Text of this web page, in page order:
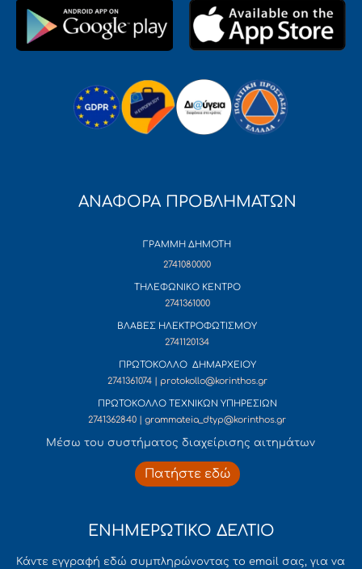
ΑΝΑΦΟΡΑ ΠΡΟΒΛΗΜΑΤΩΝ
ΓΡΑΜΜΗ ΔΗΜΟΤΗ
2741080000
ΤΗΛΕΦΩΝΙΚΟ ΚΕΝΤΡΟ
2741361000
ΒΛΑΒΕΣ ΗΛΕΚΤΡΟΦΩΤΙΣΜΟΥ
2741120134
ΠΡΩΤΟΚΟΛΛΟ ΔΗΜΑΡΧΕΙΟΥ
2741361074 | protokollo@korinthos.gr
ΠΡΩΤΟΚΟΛΛΟ ΤΕΧΝΙΚΩΝ ΥΠΗΡΕΣΙΩΝ
2741362840 | grammateia_dtyp@korinthos.gr
Mέσω του συστήματος διαχείρισης αιτημάτων
Πατήστε εδώ
ΕΝΗΜΕΡΩΤΙΚΟ ΔΕΛΤΙΟ
Κάντε εγγραφή εδώ συμπληρώνοντας το email σας, για να